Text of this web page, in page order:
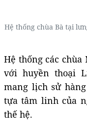
Hệ thống chùa Bà tại
Hệ thống các
với huyền thoại
mang lịch sử
tựa tâm linh của
thế hệ.